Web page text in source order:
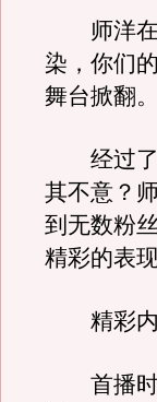
师洋在
染，你们
舞台掀翻
经过了
其不意？
到无数粉
精彩的表
精彩内
首播时